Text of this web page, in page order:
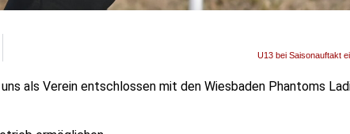
U13 bei Saisonauftakt
als Verein entschlossen mit den Wiesbaden Phantoms